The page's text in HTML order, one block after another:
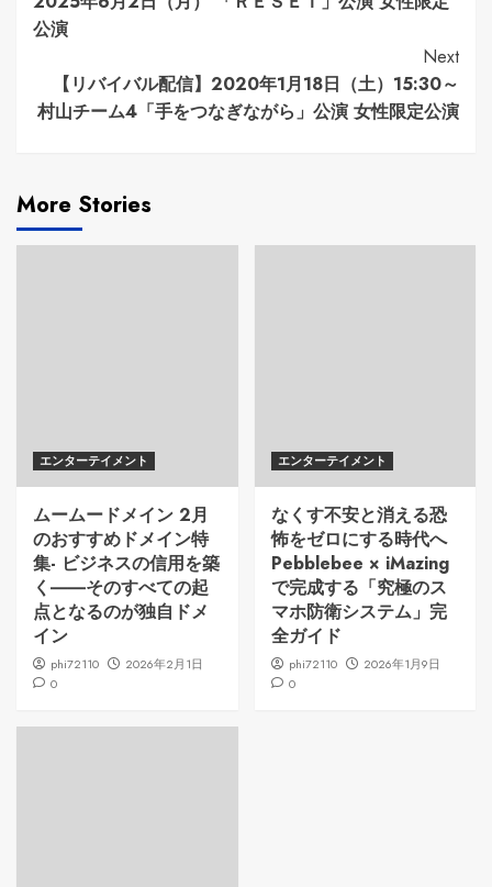
Reading
公演
Next
【リバイバル配信】2020年1月18日（土）15:30～
村山チーム4「手をつなぎながら」公演 女性限定公演
More Stories
エンターテイメント
ムームードメイン 2月
のおすすめドメイン特
集- ビジネスの信用を築
く――そのすべての起
点となるのが独自ドメ
イン
phi72110
2026年2月1日
0
エンターテイメント
なくす不安と消える恐
怖をゼロにする時代へ
Pebblebee × iMazing
で完成する「究極のス
マホ防衛システム」完
全ガイド
phi72110
2026年1月9日
0